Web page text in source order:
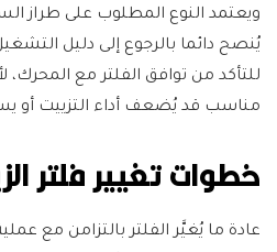
ويعتمد النوع المطلوب على طراز
يُنصح دائما بالرجوع إلى دليل
للتأكد من توافق الفلتر مع المحرك،
مناسب قد يُضعف أداء التزييت أو
خطوات تغيير فلتر
عادة ما يُغيَّر الفلتر بالتزامن مع